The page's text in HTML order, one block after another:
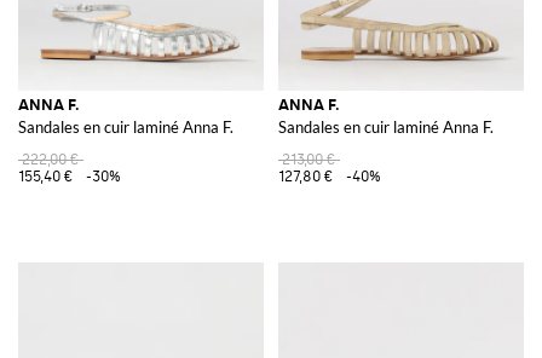
ANNA F.
Sandales en cuir laminé Anna F.
222,00 €
155,40 €
-30%
ANNA F.
Sandales en cuir laminé Anna F.
213,00 €
127,80 €
-40%